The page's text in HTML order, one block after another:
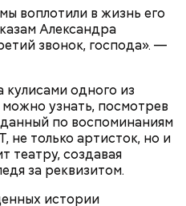
воплотили в жизнь его
Александра
звонок, господа». —
одного из
узнать, посмотрев
по воспоминаниям
только артисток, но и
театру, создавая
за реквизитом.
истории
когда в час пик в
место и кто-то с